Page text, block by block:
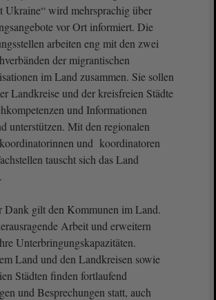
Ukraine“ wird mehrsprachig über
vor Ort informiert. Die
arbeiten eng mit den zwei
der migrantischen
im Land zusammen. Sie sollen
Landkreise und der kreisfreien Städte
und Informationen
unterstützen. Mit den regionalen
und koordinatoren
tauscht sich das Land
Dank gilt den Kommunen im Land.
Arbeit und erweitern
Unterbringungskapazitäten.
Land und den Landkreisen sowie
Städten finden fortlaufend
und Besprechungen statt, auch